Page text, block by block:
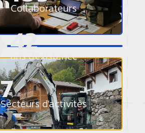
Collaborateurs
50
ans d'existence
9
Secteurs d'activités